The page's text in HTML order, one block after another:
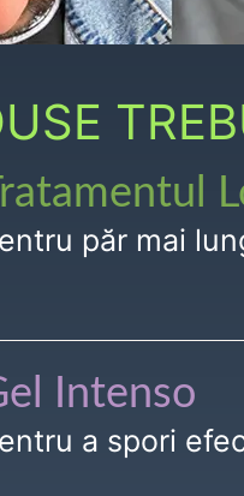
păr mai
Intenso
a spori